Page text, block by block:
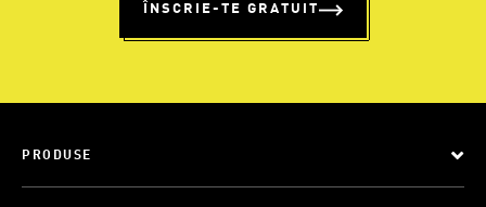
ÎNSCRIE-TE GRATUIT
PRODUSE